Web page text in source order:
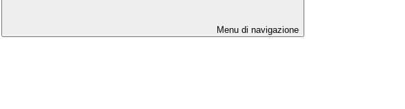
Menu di navigazione